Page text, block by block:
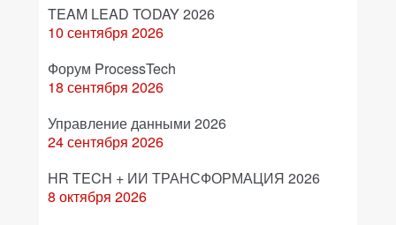
TEAM LEAD TODAY 2026
10 сентября 2026
Форум ProcessTech
18 сентября 2026
Управление данными 2026
24 сентября 2026
HR TECH + ИИ ТРАНСФОРМАЦИЯ 2026
8 октября 2026